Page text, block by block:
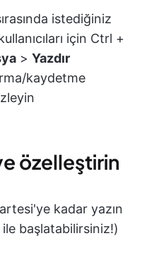
istediğiniz
için Ctrl +
> Yazdır
kaydetme
özelleştirin
kadar yazın
başlatabilirsiniz!)